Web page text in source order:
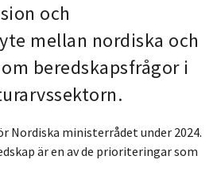
och
mellan nordiska och
beredskapsfrågor i
Nordiska ministerrådet under 2024.
är en av de prioriteringar som